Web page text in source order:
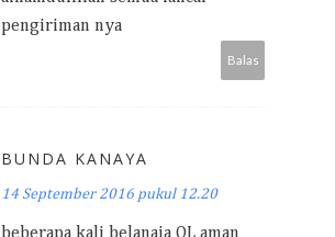
pengiriman nya
Balas
BUNDA KANAYA
14 September 2016 pukul 12.20